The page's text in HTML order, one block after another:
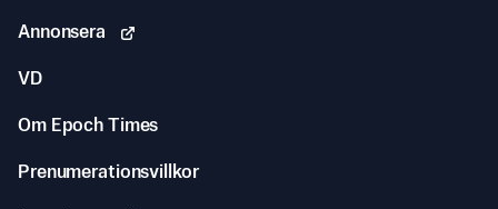
Annonsera
VD
Om Epoch Times
Prenumerationsvillkor